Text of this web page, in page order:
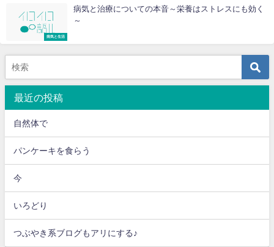
病気と生活
病気と治療についての本音～栄養はストレスにも効く
～
最近の投稿
自然体で
パンケーキを食らう
今
いろどり
つぶやき系ブログもアリにする♪